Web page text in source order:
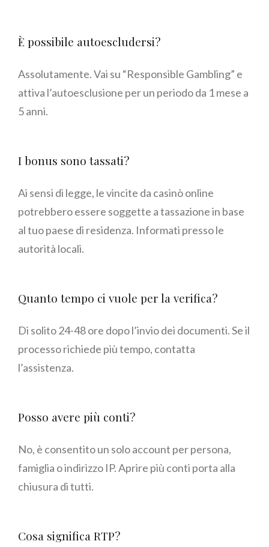
È possibile autoescludersi?
Assolutamente. Vai su “Responsible Gambling” e
attiva l’autoesclusione per un periodo da 1 mese a
5 anni.
I bonus sono tassati?
Ai sensi di legge, le vincite da casinò online
potrebbero essere soggette a tassazione in base
al tuo paese di residenza. Informati presso le
autorità locali.
Quanto tempo ci vuole per la verifica?
Di solito 24-48 ore dopo l’invio dei documenti. Se il
processo richiede più tempo, contatta
l’assistenza.
Posso avere più conti?
No, è consentito un solo account per persona,
famiglia o indirizzo IP. Aprire più conti porta alla
chiusura di tutti.
Cosa significa RTP?